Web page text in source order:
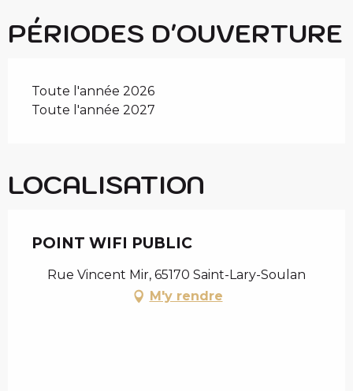
PÉRIODES D'OUVERTURE
Toute l'année 2026
Toute l'année 2027
LOCALISATION
POINT WIFI PUBLIC
Rue Vincent Mir, 65170 Saint-Lary-Soulan
M'y rendre